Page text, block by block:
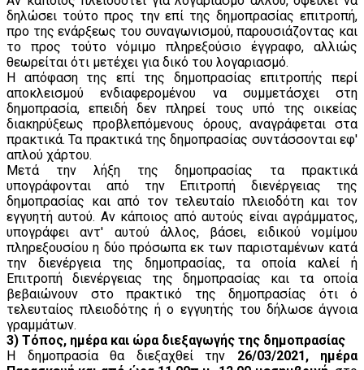
δηλώσει τούτο προς την επί της δημοπρασίας επιτροπή,
προ της ενάρξεως του συναγωνισμού, παρουσιάζοντας και
το προς τούτο νόμιμο πληρεξούσιο έγγραφο, αλλιώς
θεωρείται ότι μετέχει για δικό του λογαριασμό.
Η απόφαση της επί της δημοπρασίας επιτροπής περί
αποκλεισμού ενδιαφερομένου να συμμετάσχει στη
δημοπρασία, επειδή δεν πληρεί τους υπό της οικείας
διακηρύξεως προβλεπόμενους όρους, αναγράφεται στα
πρακτικά. Τα πρακτικά της δημοπρασίας συντάσσονται εφ'
απλού χάρτου.
Μετά την λήξη της δημοπρασίας τα πρακτικά
υπογράφονται από την Επιτροπή διενέργειας της
δημοπρασίας και από τον τελευταίο πλειοδότη και τον
εγγυητή αυτού. Αν κάποιος από αυτούς είναι αγράμματος,
υπογράφει αντ' αυτού άλλος, βάσει, ειδικού νομίμου
πληρεξουσίου η δύο πρόσωπα εκ των παρισταμένων κατά
την διενέργεια της δημοπρασίας, τα οποία καλεί ή
Επιτροπή διενέργειας της δημοπρασίας και τα οποία
βεβαιώνουν στο πρακτικό της δημοπρασίας ότι ό
τελευταίος πλειοδότης ή ο εγγυητής του δήλωσε άγνοια
γραμμάτων.
3) Τόπος, ημέρα και ώρα διεξαγωγής της δημοπρασίας
Η δημοπρασία θα διεξαχθεί την 26/03/2021, ημέρα